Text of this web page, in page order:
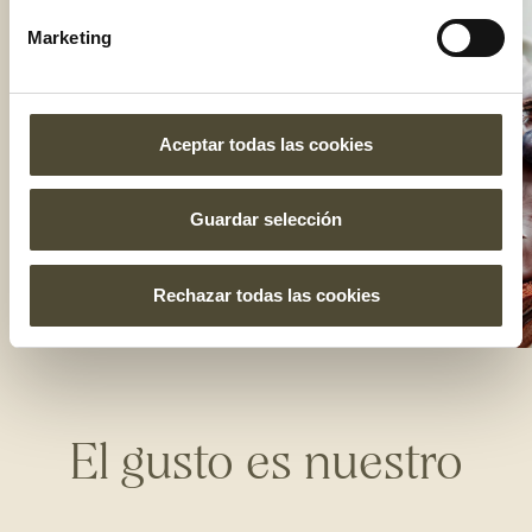
Marketing
Aceptar todas las cookies
Guardar selección
Rechazar todas las cookies
El gusto es nuestro